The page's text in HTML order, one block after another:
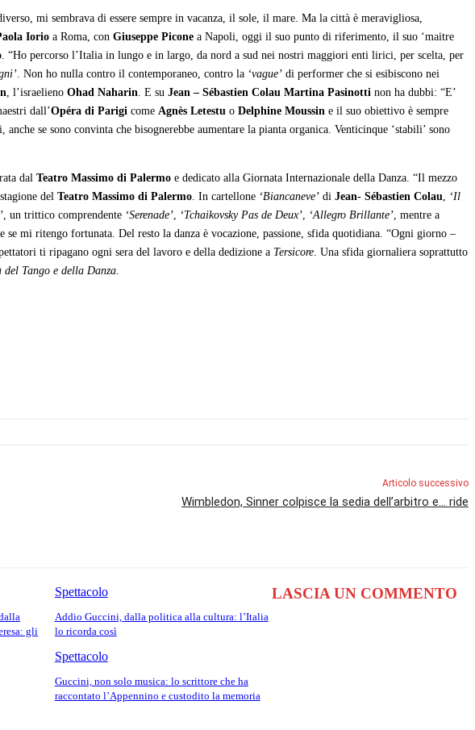
mi sembrava di essere sempre in vacanza, il sole, il mare. Ma la città è meravigliosa,
Iorio a Roma, con Giuseppe Picone a Napoli, oggi il suo punto di riferimento, il suo ‘maitre
. “Ho percorso l’Italia in lungo e in largo, da nord a sud nei nostri maggiori enti lirici, per scelta, per
. Non ho nulla contro il contemporaneo, contro la ‘vague’ di performer che si esibiscono nei
, l’israelieno Ohad Naharin. E su Jean – Sébastien Colau Martina Pasinotti non ha dubbi: “E’
dall’Opéra di Parigi come Agnès Letestu o Delphine Moussin e il suo obiettivo è sempre
se sono convinta che bisognerebbe aumentare la pianta organica. Venticinque ‘stabili’ sono
dal Teatro Massimo di Palermo e dedicato alla Giornata Internazionale della Danza. “Il mezzo
del Teatro Massimo di Palermo. In cartellone ‘Biancaneve’ di Jean- Sébastien Colau, ‘Il
, un trittico comprendente ‘Serenade’, ‘Tchaikovsky Pas de Deux’, ‘Allegro Brillante’, mentre a
se mi ritengo fortunata. Del resto la danza è vocazione, passione, sfida quotidiana. “Ogni giorno –
ti ripagano ogni sera del lavoro e della dedizione a Tersicore. Una sfida giornaliera soprattutto
del Tango e della Danza.
Articolo successivo
Wimbledon, Sinner colpisce la sedia dell’arbitro e… ride
gli
Spettacolo
Addio Guccini, dalla politica alla cultura: l’Italia
lo ricorda così
Spettacolo
Guccini, non solo musica: lo scrittore che ha
raccontato l’Appennino e custodito la memoria
LASCIA UN COMMENTO